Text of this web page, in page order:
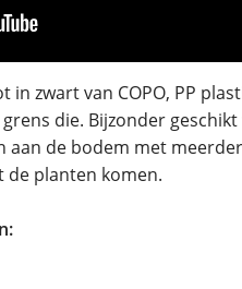
zwart van COPO, PP
die. Bijzonder
de bodem met
de planten komen.